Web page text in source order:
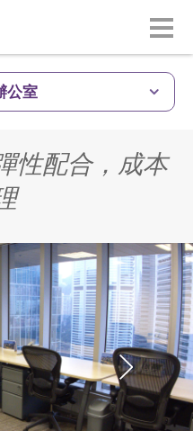
公室
性配合，成本